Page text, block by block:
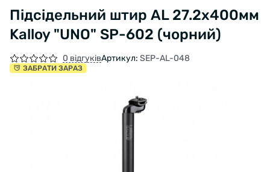
Підсідельний штир AL 27.2x400мм
Kalloy "UNO" SP-602 (чорний)
0 відгуківАртикул: SEP-AL-048
ЗАБРАТИ ЗАРАЗ